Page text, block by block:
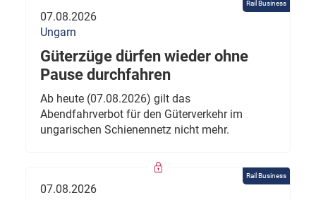
Rail Business
07.08.2026
Ungarn
Güterzüge dürfen wieder ohne
Pause durchfahren
Ab heute (07.08.2026) gilt das
Abendfahrverbot für den Güterverkehr im
ungarischen Schienennetz nicht mehr.
Rail Business
07.08.2026